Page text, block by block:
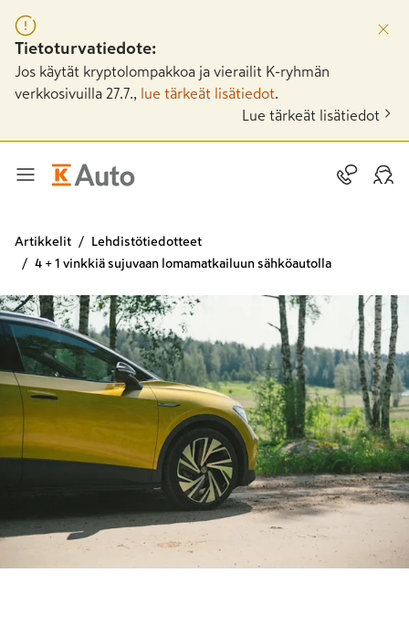
Tietoturvatiedote:
Jos käytät kryptolompakkoa ja vierailit K-ryhmän
verkkosivuilla 27.7.,
lue tärkeät lisätiedot
Lue tärkeät lisätiedot
Artikkelit
Lehdistötiedotteet
4 + 1 vinkkiä sujuvaan lomamatkailuun sähköautolla